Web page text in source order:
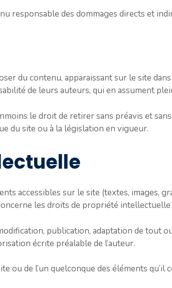
responsable des dommages directs et
du contenu, apparaissant sur le site
de leurs auteurs, qui en assument
le droit de retirer sans préavis et
du site ou à la législation en vigueur.
accessibles sur le site (textes, images,
les droits de propriété intellectuelle
publication, adaptation de tout
écrite préalable de l’auteur.
ou de l’un quelconque des éléments